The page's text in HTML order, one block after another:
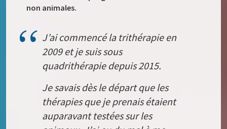
non animales.
J’ai commencé la trithérapie en
2009 et je suis sous
quadrithérapie depuis 2015.
Je savais dès le départ que les
thérapies que je prenais étaient
auparavant testées sur les